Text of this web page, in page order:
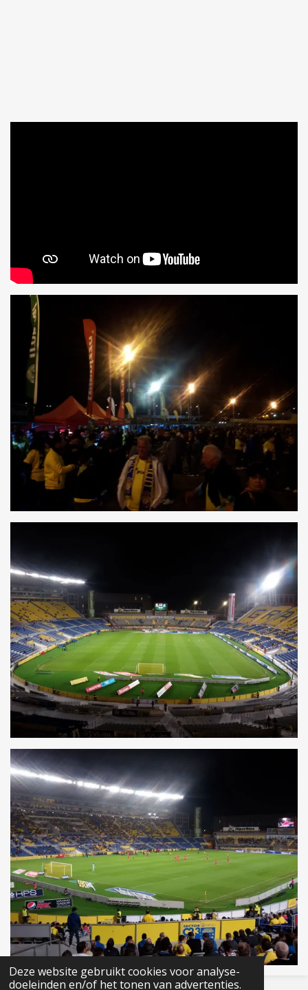
Deze website gebruikt cookies voor analyse-
doeleinden en/of het tonen van advertenties.